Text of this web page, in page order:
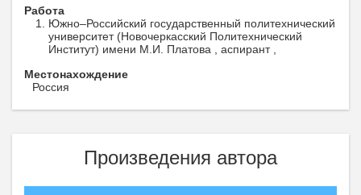
Работа
Южно–Российский государственный политехнический
университет (Новочеркасский Политехнический
Институт) имени М.И. Платова , аспирант ,
Местонахождение
Россия
Произведения автора